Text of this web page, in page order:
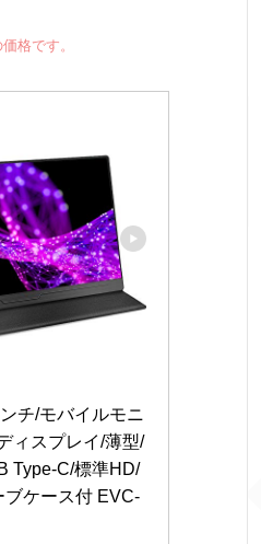
格です。
チ/モバイルモニ
ィスプレイ/薄型/
Type-C/標準HD/
ブケース付 EVC-